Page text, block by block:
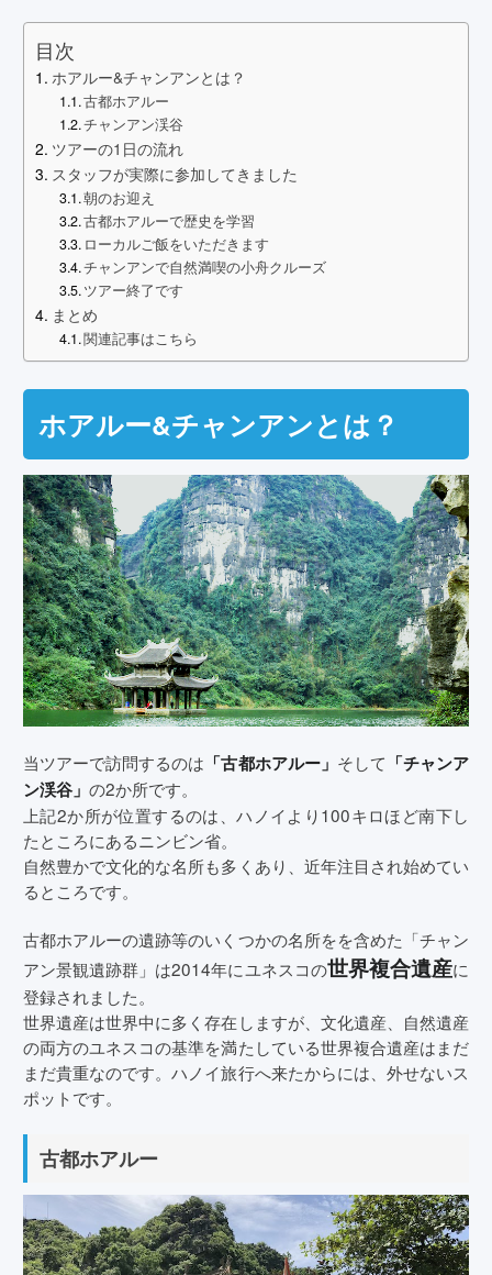
目次
ホアルー&チャンアンとは？
古都ホアルー
チャンアン渓谷
ツアーの1日の流れ
スタッフが実際に参加してきました
朝のお迎え
古都ホアルーで歴史を学習
ローカルご飯をいただきます
チャンアンで自然満喫の小舟クルーズ
ツアー終了です
まとめ
関連記事はこちら
ホアルー&チャンアンとは？
当ツアーで訪問するのは 「古都ホアルー」 そして 「チャンア
ン渓谷」 の2か所です。
上記2か所が位置するのは、ハノイより100キロほど南下し
たところにあるニンビン省。
自然豊かで文化的な名所も多くあり、近年注目され始めてい
るところです。
古都ホアルーの遺跡等のいくつかの名所をを含めた「チャン
アン景観遺跡群」は2014年にユネスコの世界複合遺産に
登録されました。
世界遺産は世界中に多く存在しますが、文化遺産、自然遺産
の両方のユネスコの基準を満たしている世界複合遺産はまだ
まだ貴重なのです。ハノイ旅行へ来たからには、外せないス
ポットです。
古都ホアルー